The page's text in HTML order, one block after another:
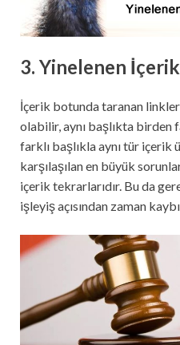
3. Yinelenen
İçerik botunda taranan
olabilir, aynı başlıkta
farklı başlıkla aynı tür
karşılaşılan en büyük
içerik tekrarlarıdır. Bu da
işleyiş açısından zaman